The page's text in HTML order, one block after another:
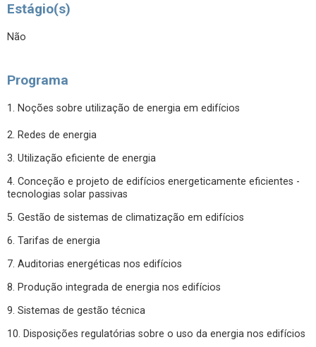
Estágio(s)
Não
Programa
1. Noções sobre utilização de energia em edifícios
2. Redes de energia
3. Utilização eficiente de energia
4. Conceção e projeto de edifícios energeticamente eficientes -
tecnologias solar passivas
5. Gestão de sistemas de climatização em edifícios
6. Tarifas de energia
7. Auditorias energéticas nos edifícios
8. Produção integrada de energia nos edifícios
9. Sistemas de gestão técnica
10. Disposições regulatórias sobre o uso da energia nos edifícios